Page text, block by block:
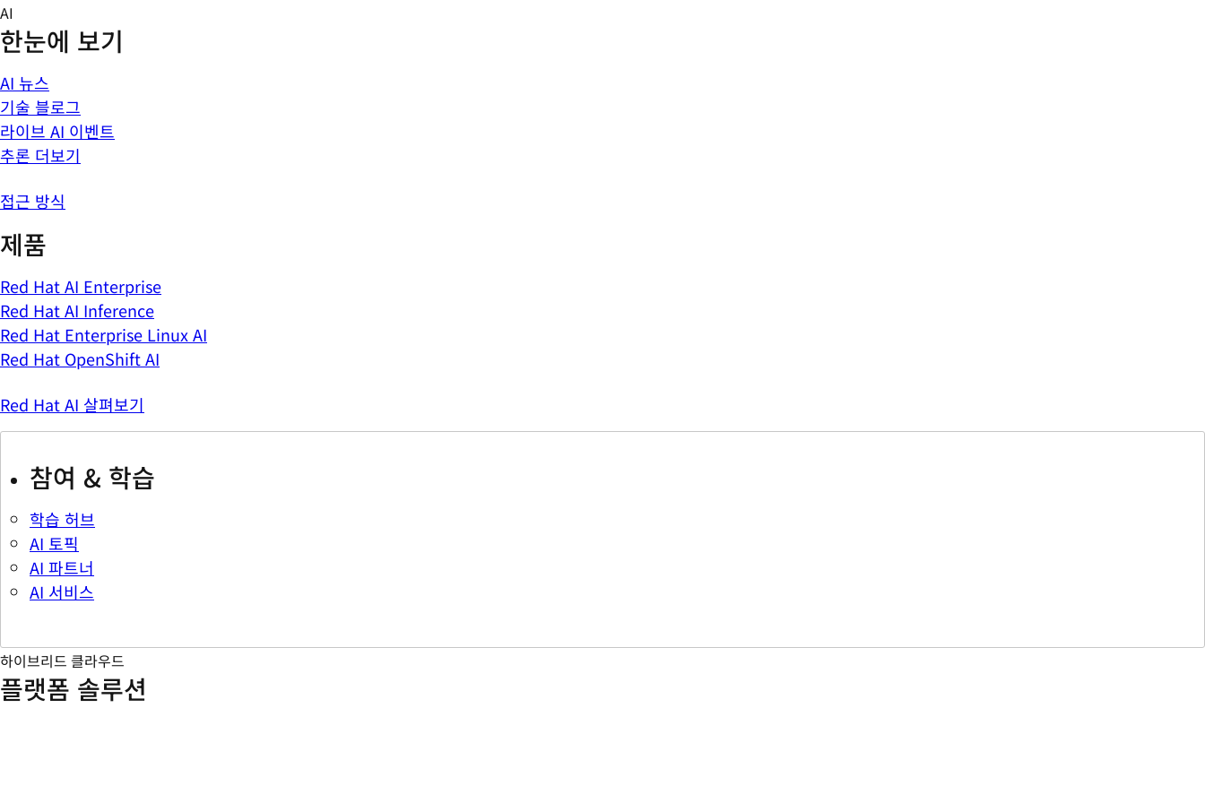
Skip
to
content
AI
한눈에 보기
AI 뉴스
기술 블로그
라이브 AI 이벤트
추론 더보기
접근 방식
제품
Red Hat AI Enterprise
Red Hat AI Inference
Red Hat Enterprise Linux AI
Red Hat OpenShift AI
Red Hat AI 살펴보기
참여 & 학습
학습 허브
AI 토픽
AI 파트너
AI 서비스
하이브리드 클라우드
플랫폼 솔루션